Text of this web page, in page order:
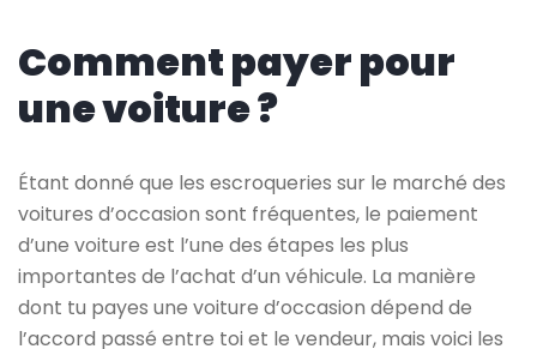
Comment payer pour
une voiture ?
Étant donné que les escroqueries sur le marché des
voitures d’occasion sont fréquentes, le paiement
d’une voiture est l’une des étapes les plus
importantes de l’achat d’un véhicule. La manière
dont tu payes une voiture d’occasion dépend de
l’accord passé entre toi et le vendeur, mais voici les